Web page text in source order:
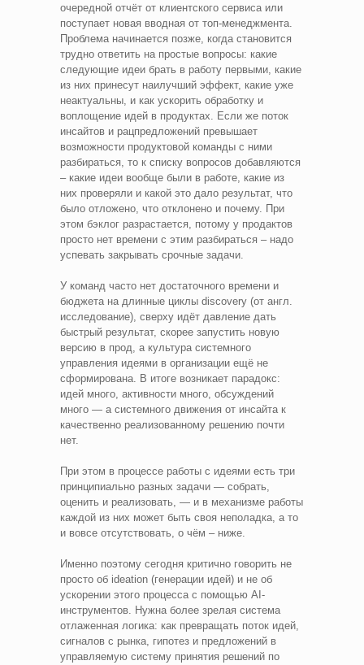
очередной отчёт от клиентского сервиса или
поступает новая вводная от топ-менеджмента.
Проблема начинается позже, когда становится
трудно ответить на простые вопросы: какие
следующие идеи брать в работу первыми, какие
из них принесут наилучший эффект, какие уже
неактуальны, и как ускорить обработку и
воплощение идей в продуктах. Если же поток
инсайтов и рацпредложений превышает
возможности продуктовой команды с ними
разбираться, то к списку вопросов добавляются
– какие идеи вообще были в работе, какие из
них проверяли и какой это дало результат, что
было отложено, что отклонено и почему. При
этом бэклог разрастается, потому у продактов
просто нет времени с этим разбираться – надо
успевать закрывать срочные задачи.
У команд часто нет достаточного времени и
бюджета на длинные циклы discovery (от англ.
исследование), сверху идёт давление дать
быстрый результат, скорее запустить новую
версию в прод, а культура системного
управления идеями в организации ещё не
сформирована. В итоге возникает парадокс:
идей много, активности много, обсуждений
много — а системного движения от инсайта к
качественно реализованному решению почти
нет.
При этом в процессе работы с идеями есть три
принципиально разных задачи — собрать,
оценить и реализовать, — и в механизме работы
каждой из них может быть своя неполадка, а то
и вовсе отсутствовать, о чём – ниже.
Именно поэтому сегодня критично говорить не
просто об ideation (генерации идей) и не об
ускорении этого процесса с помощью AI-
инструментов. Нужна более зрелая система
отлаженная логика: как превращать поток идей,
сигналов с рынка, гипотез и предложений в
управляемую систему принятия решений по